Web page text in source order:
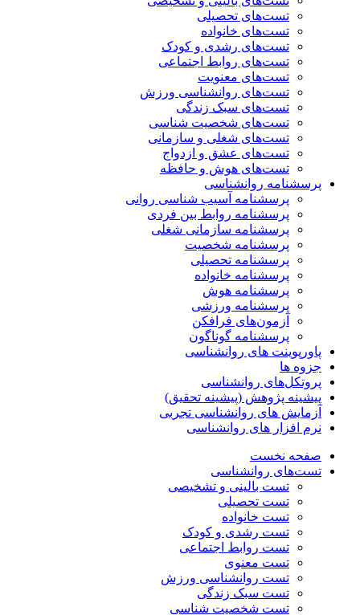
تست‌های تحصیلی
تست‌های خانواده
تست‌های رشدی و کودک
تست‌های روابط اجتماعی
تست‌های معنویت
تست‌های روانشناسی ورزش
تست‌های سبک زندگی
تست‌های شخصیت شناسی
تست‌های شغلی و سازمانی
تست‌های عشق و ازدواج
تست‌های هوش و حافظه
پرسشنامه روانشناسی
پرسشنامه آسیب شناسی روانی
پرسشنامه روابط بین فردی
پرسشنامه سازمانی شغلی
پرسشنامه شخصیت
پرسشنامه تحصیلی
پرسشنامه خانواده
پرسشنامه هوش
پرسشنامه ورزشی
آزمون‌های فرافکن
پرسشنامه گوناگون
پاورپوینت های روانشناسی
جزوه ها
پروتکل‌های روانشناسی
پیشینه پژوهش (پیشینه تحقیق)
آزمایش های روانشناسی تجربی
نرم افزار های روانشناسی
صفحه نخست
تست‌های روانشناسی
تست بالینی و تشخیصی
تست تحصیلی
تست خانواده
تست رشدی و کودک
تست روابط اجتماعی
تست معنوی
تست روانشناسی ورزش
تست سبک زندگی
تست شخصیت شناسی